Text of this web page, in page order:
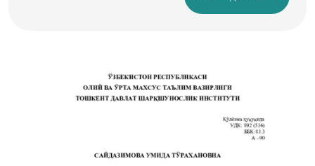
йиғиндиси, масофадан бошқариш ва масофадан
самарали фаолияти бевосита божхона постлари
таркибий тузилмаларининг рақамли шароитда
замонавий техник воситалар, ускуна ва қурилмалар
билан таъминланишига боғлиқ эканлиги илмий